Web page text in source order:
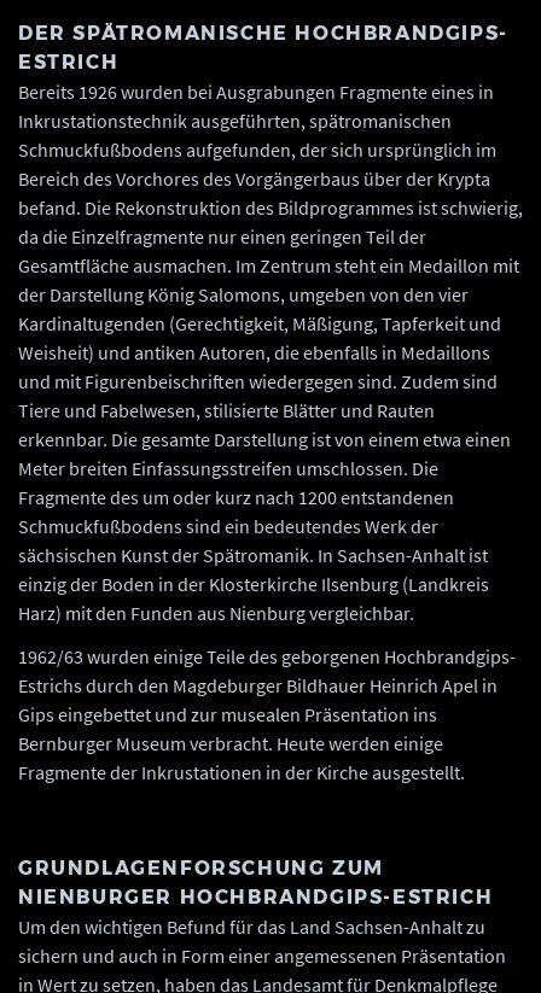
DER SPÄTROMANISCHE HOCHBRANDGIPS-
ESTRICH
Bereits 1926 wurden bei Ausgrabungen Fragmente eines in
Inkrustationstechnik ausgeführten, spätromanischen
Schmuckfußbodens aufgefunden, der sich ursprünglich im
Bereich des Vorchores des Vorgängerbaus über der Krypta
befand. Die Rekonstruktion des Bildprogrammes ist schwierig,
da die Einzelfragmente nur einen geringen Teil der
Gesamtfläche ausmachen. Im Zentrum steht ein Medaillon mit
der Darstellung König Salomons, umgeben von den vier
Kardinaltugenden (Gerechtigkeit, Mäßigung, Tapferkeit und
Weisheit) und antiken Autoren, die ebenfalls in Medaillons
und mit Figurenbeischriften wiedergegen sind. Zudem sind
Tiere und Fabelwesen, stilisierte Blätter und Rauten
erkennbar. Die gesamte Darstellung ist von einem etwa einen
Meter breiten Einfassungsstreifen umschlossen. Die
Fragmente des um oder kurz nach 1200 entstandenen
Schmuckfußbodens sind ein bedeutendes Werk der
sächsischen Kunst der Spätromanik. In Sachsen-Anhalt ist
einzig der Boden in der Klosterkirche Ilsenburg (Landkreis
Harz) mit den Funden aus Nienburg vergleichbar.
1962/63 wurden einige Teile des geborgenen Hochbrandgips-
Estrichs durch den Magdeburger Bildhauer Heinrich Apel in
Gips eingebettet und zur musealen Präsentation ins
Bernburger Museum verbracht. Heute werden einige
Fragmente der Inkrustationen in der Kirche ausgestellt.
GRUNDLAGENFORSCHUNG ZUM
NIENBURGER HOCHBRANDGIPS-ESTRICH
Um den wichtigen Befund für das Land Sachsen-Anhalt zu
sichern und auch in Form einer angemessenen Präsentation
in Wert zu setzen, haben das Landesamt für Denkmalpflege